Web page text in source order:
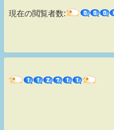
現在の閲覧者数: